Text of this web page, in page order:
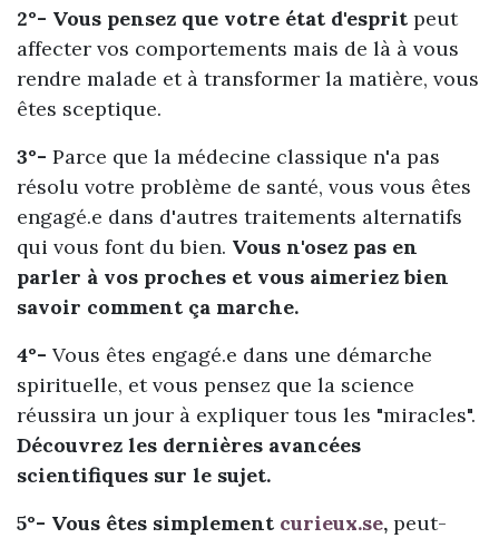
2°- Vous pensez que votre état d'esprit peut
affecter vos comportements mais de là à vous
rendre malade et à transformer la matière, vous
êtes sceptique.
3°- Parce que la médecine classique n'a pas
résolu votre problème de santé, vous vous êtes
engagé.e dans d'autres traitements alternatifs
qui vous font du bien. Vous n'osez pas en
parler à vos proches et vous aimeriez bien
savoir comment ça marche.
4°- Vous êtes engagé.e dans une démarche
spirituelle, et vous pensez que la science
réussira un jour à expliquer tous les "miracles".
Découvrez les dernières avancées
scientifiques sur le sujet.
5°- Vous êtes simplement curieux.se, peut-